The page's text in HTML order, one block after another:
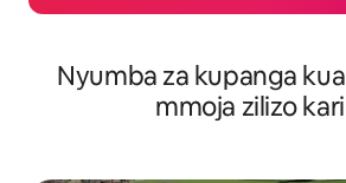
Nyumba za kupanga
mmoja zilizo